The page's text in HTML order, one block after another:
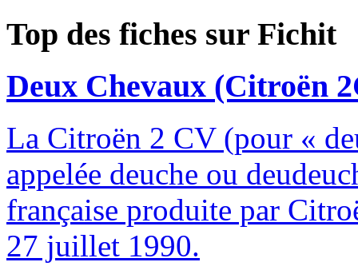
Top des fiches sur Fichit
Deux Chevaux (Citroën
La Citroën 2 CV (pour «
appelée deuche ou
française produite par
27 juillet 1990.